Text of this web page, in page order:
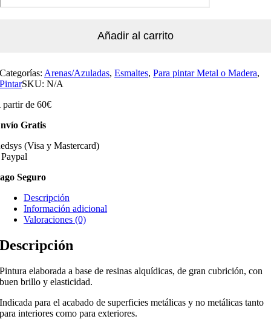
Añadir al carrito
Categorías: Arenas/Azuladas,Esmaltes,Para pintar Metal o Madera,
PintarSKU:N/A
partir de 60€
Gratis
(Visa y Mastercard)
Seguro
Descripción
Información adicional
Valoraciones (0)
Descripción
Pintura elaborada a base de resinas alquídicas, de gran cubrición, con
buen brillo y elasticidad.
Indicada para el acabado de superficies metálicas y no metálicas tanto
para interiores como para exteriores.